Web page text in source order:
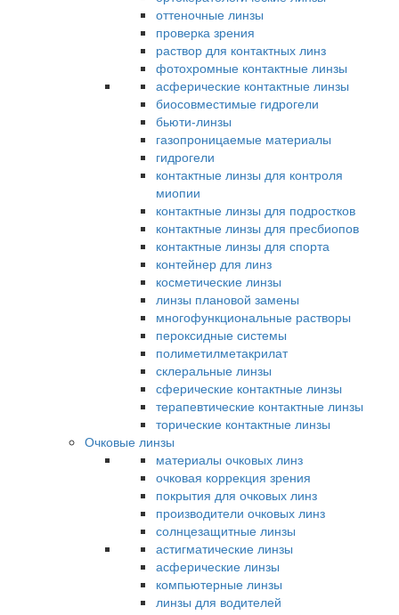
оттеночные линзы
проверка зрения
раствор для контактных линз
фотохромные контактные линзы
асферические контактные линзы
биосовместимые гидрогели
бьюти-линзы
газопроницаемые материалы
гидрогели
контактные линзы для контроля
миопии
контактные линзы для подростков
контактные линзы для пресбиопов
контактные линзы для спорта
контейнер для линз
косметические линзы
линзы плановой замены
многофункциональные растворы
пероксидные системы
полиметилметакрилат
склеральные линзы
сферические контактные линзы
терапевтические контактные линзы
торические контактные линзы
Очковые линзы
материалы очковых линз
очковая коррекция зрения
покрытия для очковых линз
производители очковых линз
солнцезащитные линзы
астигматические линзы
асферические линзы
компьютерные линзы
линзы для водителей